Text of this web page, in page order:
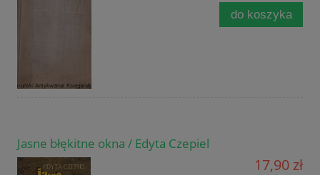
do koszyka
Jasne błękitne okna / Edyta Czepiel
17,90 zł